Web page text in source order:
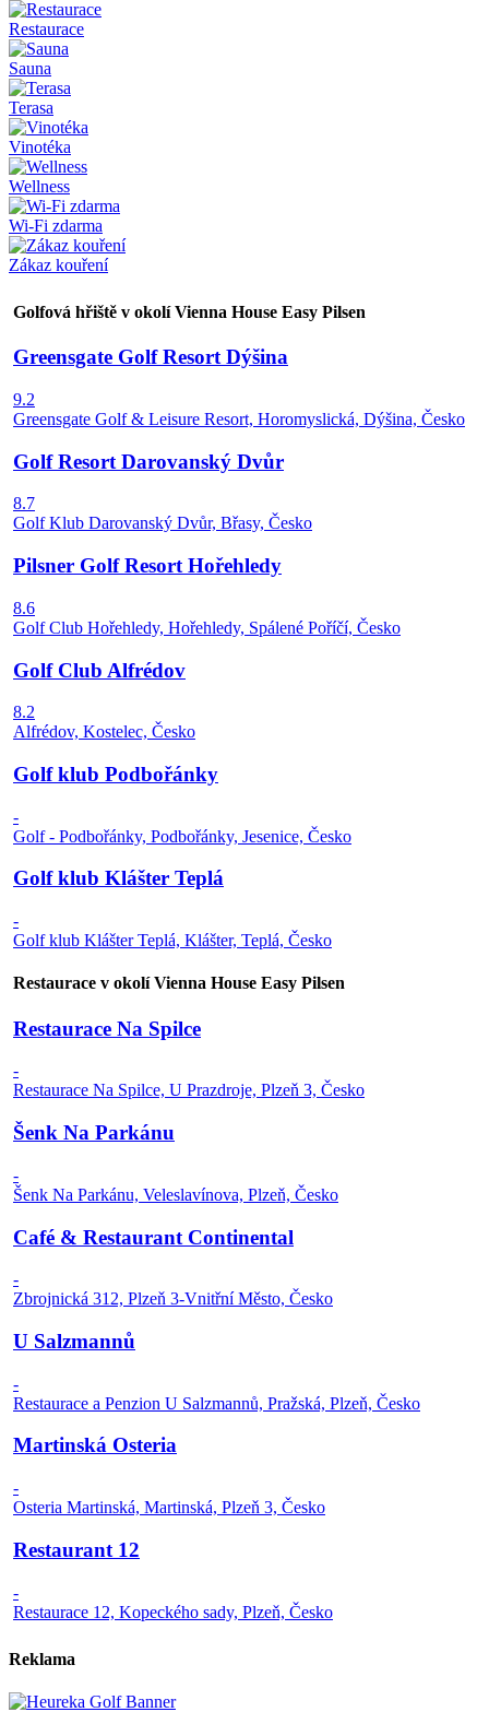
Restaurace
Sauna
Terasa
Vinotéka
Wellness
Wi-Fi zdarma
Zákaz kouření
Golfová hřiště v okolí Vienna House Easy Pilsen
Greensgate Golf Resort Dýšina
9.2
Greensgate Golf & Leisure Resort, Horomyslická, Dýšina, Česko
Golf Resort Darovanský Dvůr
8.7
Golf Klub Darovanský Dvůr, Břasy, Česko
Pilsner Golf Resort Hořehledy
8.6
Golf Club Hořehledy, Hořehledy, Spálené Poříčí, Česko
Golf Club Alfrédov
8.2
Alfrédov, Kostelec, Česko
Golf klub Podbořánky
-
Golf - Podbořánky, Podbořánky, Jesenice, Česko
Golf klub Klášter Teplá
-
Golf klub Klášter Teplá, Klášter, Teplá, Česko
Restaurace v okolí Vienna House Easy Pilsen
Restaurace Na Spilce
-
Restaurace Na Spilce, U Prazdroje, Plzeň 3, Česko
Šenk Na Parkánu
-
Šenk Na Parkánu, Veleslavínova, Plzeň, Česko
Café & Restaurant Continental
-
Zbrojnická 312, Plzeň 3-Vnitřní Město, Česko
U Salzmannů
-
Restaurace a Penzion U Salzmannů, Pražská, Plzeň, Česko
Martinská Osteria
-
Osteria Martinská, Martinská, Plzeň 3, Česko
Restaurant 12
-
Restaurace 12, Kopeckého sady, Plzeň, Česko
Reklama